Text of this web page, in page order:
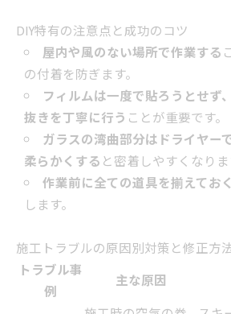
DIY特有の注意点と成功のコツ
屋内や風のない場所で作業する
の付着を防ぎます。
フィルムは一度で貼ろうとせず
抜きを丁寧に行う ことが重要です。
ガラスの湾曲部分はドライヤー
柔らかくすると密着しやすくなりま
作業前に全ての道具を揃えておく
します。
施工トラブルの原因別対策と修正方
トラブル事
例
主な原因